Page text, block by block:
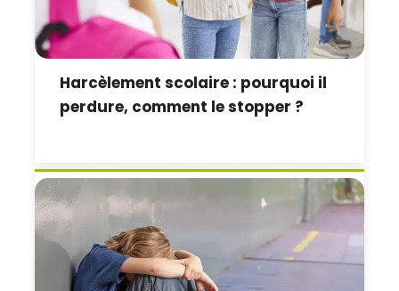
Harcèlement scolaire : pourquoi il
perdure, comment le stopper ?